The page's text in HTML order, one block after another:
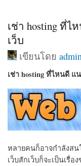
เช่า hosting ที่
เว็บ
เขียนโดยadmin
เช่า hosting ที่ไหนดี แ
หลายคนก็อาจกำลังสน
เว็บสักเว็บก็จะเป็นเรื่อ